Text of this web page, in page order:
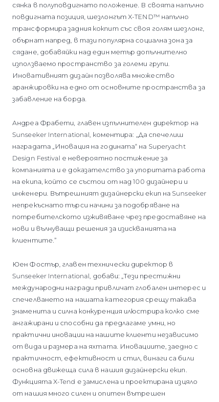
сянка в полуповдигнато положение. В своята напълно
повдигната позиция, шезлонгът X-TEND™ напълно
трансформира задния кокпит със своя голям шезлонг,
обърнат напред, в тази популярна социална зона за
сядане, добавяйки над един метър допълнително
използваемо пространство за големи групи.
Иновативният дизайн позволява множество
аранжировки на едно от основните пространства за
забавление на борда.
Андреа Фрабети, главен изпълнителен директор на
Sunseeker International, коментира: „Да спечелиш
наградата „Иновация на годината“ на Superyacht
Design Festival е невероятно постижение за
компанията и е доказателство за упоритата работа
на екипа, който се състои от над 100 дизайнери и
инженери. Вътрешният дизайнерски екип на Sunseeker
непрекъснато търси начини за подобряване на
потребителското изживяване чрез предоставяне на
нови и вълнуващи решения за изискванията на
клиентите.”
Юен Фостър, главен технически директор в
Sunseeker International, добави: „Тези престижни
международни награди привличат глобален интерес и
спечелването на нашата категория срещу такава
знаменита и силна конкуренция илюстрира колко сме
ангажирани и способни да предлагаме умни, но
практични иновации на нашите клиенти независимо
от вида и размера на яхтата. Иновациите, заедно с
практичност, ефективност и стил, винаги са били
основна движеща сила в нашия дизайнерски екип.
Функцията X-Tend е замислена и проектирана изцяло
от нашия много силен и опитен вътрешен